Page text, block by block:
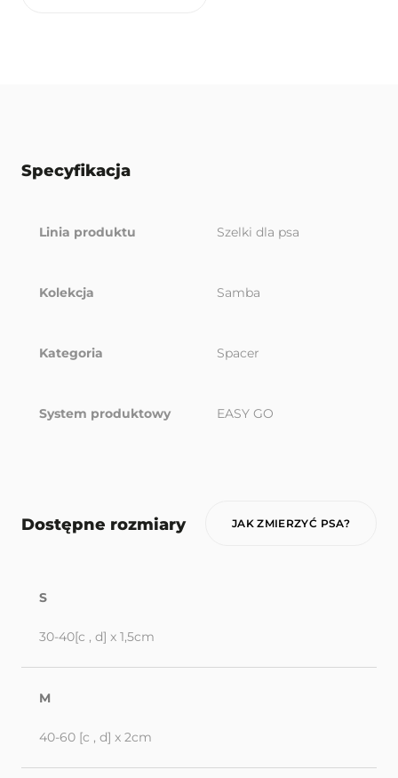
Specyfikacja
Linia produktu Szelki dla psa
Kolekcja Samba
Kategoria Spacer
System produktowy EASY GO
Dostępne rozmiary JAK ZMIERZYĆ PSA?
S
30-40[c , d] x 1,5cm
M
40-60 [c , d] x 2cm